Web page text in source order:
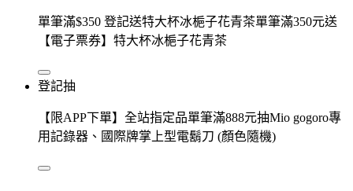
單筆滿$350 登記送特大杯冰梔子花青茶單筆滿350元送
【電子票券】特大杯冰梔子花青茶
登記抽
【限APP下單】全站指定品單筆滿888元抽Mio gogoro專
用記錄器、國際牌掌上型電鬍刀 (顏色隨機)